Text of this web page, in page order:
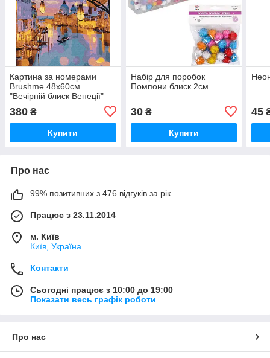
Картина за номерами
Brushme 48x60см
"Вечірній блиск Венеції"
380 ₴
Купити
Набір для поробок
Помпони блиск 2см
30₴
Купити
45
Про нас
99% позитивних з 476 відгуків за рік
Працює з 23.11.2014
м. Київ
Київ, Україна
Контакти
Сьогодні працює з 10:00 до 19:00
Показати весь графік роботи
Про нас